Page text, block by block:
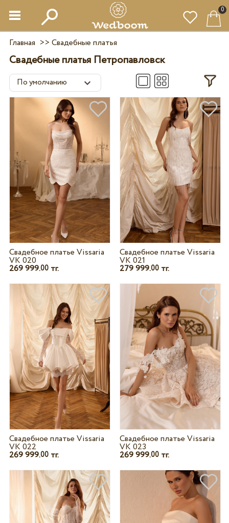
0
Главная >> Свадебные платья
Свадебные платья Петропавловск
Свадебное платье Vissaria
VK 020
269 999.00тг.
Свадебное платье Vissaria
VK 021
279 999.00 тг.
Свадебное платье Vissaria
VK 022
269 999.00тг.
Свадебное платье Vissaria
VK 023
269 999.00 тг.